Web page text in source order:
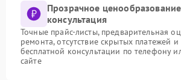
Прозрачное
консультация
Точные прайс-листы, предварительная
ремонта, отсутствие скрытых платежей
бесплатной консультации по телефону
сайте